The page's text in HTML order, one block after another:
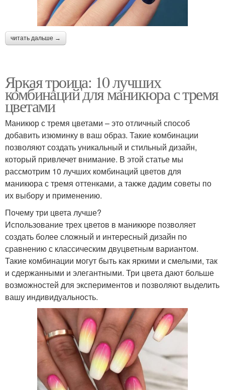
читать дальше →
Яркая троица: 10 лучших
комбинаций для маникюра с тремя
цветами
Маникюр с тремя цветами – это отличный способ
добавить изюминку в ваш образ. Такие комбинации
позволяют создать уникальный и стильный дизайн,
который привлечет внимание. В этой статье мы
рассмотрим 10 лучших комбинаций цветов для
маникюра с тремя оттенками, а также дадим советы по
их выбору и применению.
Почему три цвета лучше?
Использование трех цветов в маникюре позволяет
создать более сложный и интересный дизайн по
сравнению с классическим двуцветным вариантом.
Такие комбинации могут быть как яркими и смелыми, так
и сдержанными и элегантными. Три цвета дают больше
возможностей для экспериментов и позволяют выделить
вашу индивидуальность.